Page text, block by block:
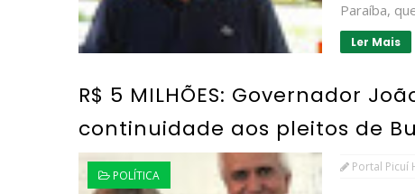
Paraíba,
Ler Mais
R$ 5 MILHÕES: Governador
continuidade aos pleitos de
POLÍTICA
Portal Picuí